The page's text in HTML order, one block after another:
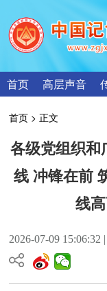
首页 高层声音
首页 > 正文
各级党组织和
线 冲锋在前
线
2026-07-09